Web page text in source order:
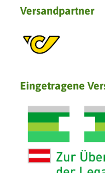
Versandpartner
Eingetragene